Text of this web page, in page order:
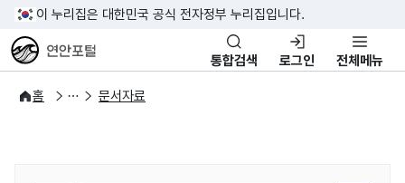
이 누리집은 대한민국 공식 전자정부 누리집입니다.
연안포털 통합검색 로그인 전체메뉴
홈
자료실
자료제공 서비스문서자료